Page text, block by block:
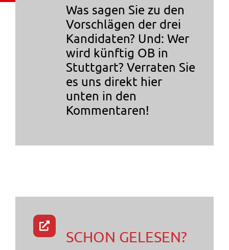
Was sagen Sie zu den
Vorschlägen der drei
Kandidaten? Und: Wer
wird künftig OB in
Stuttgart? Verraten Sie
es uns direkt hier
unten in den
Kommentaren!
SCHON GELESEN?